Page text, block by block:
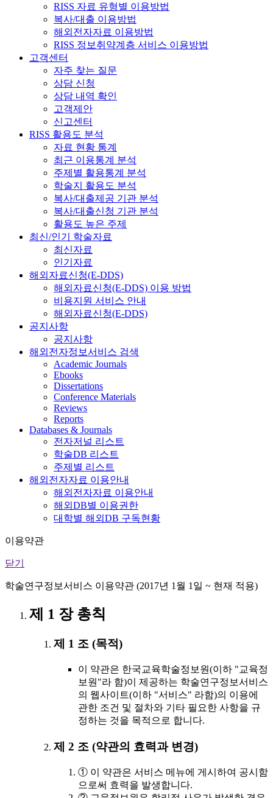
RISS 자료 유형별 이용방법
복사/대출 이용방법
해외전자자료 이용방법
RISS 정보취약계층 서비스 이용방법
고객센터
자주 찾는 질문
상담 신청
상담 내역 확인
고객제안
신고센터
RISS 활용도 분석
자료 현황 통계
최근 이용통계 분석
주제별 활용통계 분석
학술지 활용도 분석
복사/대출제공 기관 분석
복사/대출신청 기관 분석
활용도 높은 주제
최신/인기 학술자료
최신자료
인기자료
해외자료신청(E-DDS)
해외자료신청(E-DDS) 이용 방법
비용지원 서비스 안내
해외자료신청(E-DDS)
공지사항
공지사항
해외전자정보서비스 검색
Academic Journals
Ebooks
Dissertations
Conference Materials
Reviews
Reports
Databases & Journals
전자저널 리스트
학술DB 리스트
주제별 리스트
해외전자자료 이용안내
해외전자자료 이용안내
해외DB별 이용권한
대학별 해외DB 구독현황
이용약관
닫기
학술연구정보서비스 이용약관 (2017년 1월 1일 ~ 현재 적용)
제 1 장 총칙
제 1 조 (목적)
이 약관은 한국교육학술정보원(이하 "교육정
보원"라 함)이 제공하는 학술연구정보서비스
의 웹사이트(이하 "서비스" 라함)의 이용에
관한 조건 및 절차와 기타 필요한 사항을 규
정하는 것을 목적으로 합니다.
제 2 조 (약관의 효력과 변경)
① 이 약관은 서비스 메뉴에 게시하여 공시함
으로써 효력을 발생합니다.